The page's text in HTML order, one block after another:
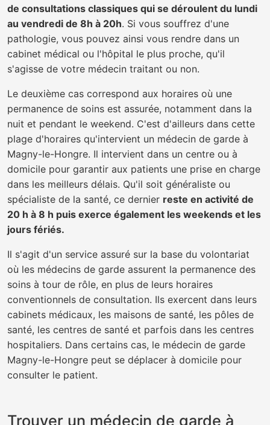
de consultations classiques qui se déroulent du lundi
au vendredi de 8h à 20h. Si vous souffrez d'une
pathologie, vous pouvez ainsi vous rendre dans un
cabinet médical ou l'hôpital le plus proche, qu'il
s'agisse de votre médecin traitant ou non.
Le deuxième cas correspond aux horaires où une
permanence de soins est assurée, notamment dans la
nuit et pendant le weekend. C'est d'ailleurs dans cette
plage d'horaires qu'intervient un médecin de garde à
Magny-le-Hongre. Il intervient dans un centre ou à
domicile pour garantir aux patients une prise en charge
dans les meilleurs délais. Qu'il soit généraliste ou
spécialiste de la santé, ce dernier reste en activité de
20 h à 8 h puis exerce également les weekends et les
jours fériés.
Il s'agit d'un service assuré sur la base du volontariat
où les médecins de garde assurent la permanence des
soins à tour de rôle, en plus de leurs horaires
conventionnels de consultation. Ils exercent dans leurs
cabinets médicaux, les maisons de santé, les pôles de
santé, les centres de santé et parfois dans les centres
hospitaliers. Dans certains cas, le médecin de garde
Magny-le-Hongre peut se déplacer à domicile pour
consulter le patient.
Trouver un médecin de garde à